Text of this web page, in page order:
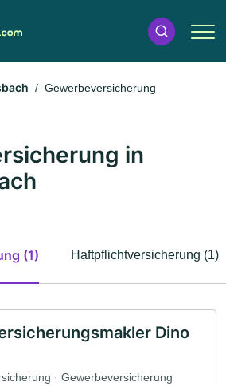
Gewerbeversicherung
in
(1) Haftpflichtversicherung (1)
Dino
· Gewerbeversicherung